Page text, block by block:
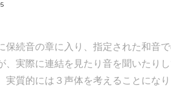
続音の章に入り、指定された和音
実際に連結を見たり音を聞いたり
質的には３声体を考えることにな